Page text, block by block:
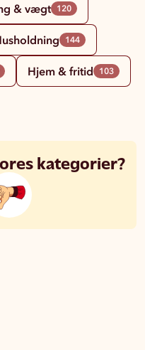
& vægt 120
144
Hjem & fritid 103
kategorier?